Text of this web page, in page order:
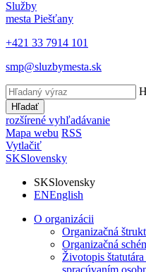
Služby
mesta Piešťany
+421 33 7914 101
smp@sluzbymesta.sk
Hľadať
rozšírené vyhľadávanie
Mapa webu RSS
Vytlačiť
SKSlovensky
SKSlovensky
ENEnglish
O organizácii
Organizačná
Organizačná
Životopis
spracúvaním